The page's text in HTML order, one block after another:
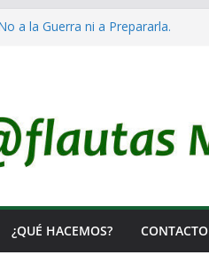
a la Guerra ni a Prepararla.
¿QUÉ HACEMOS? CONTACTO